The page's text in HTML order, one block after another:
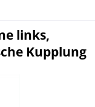
links,
Kupplung